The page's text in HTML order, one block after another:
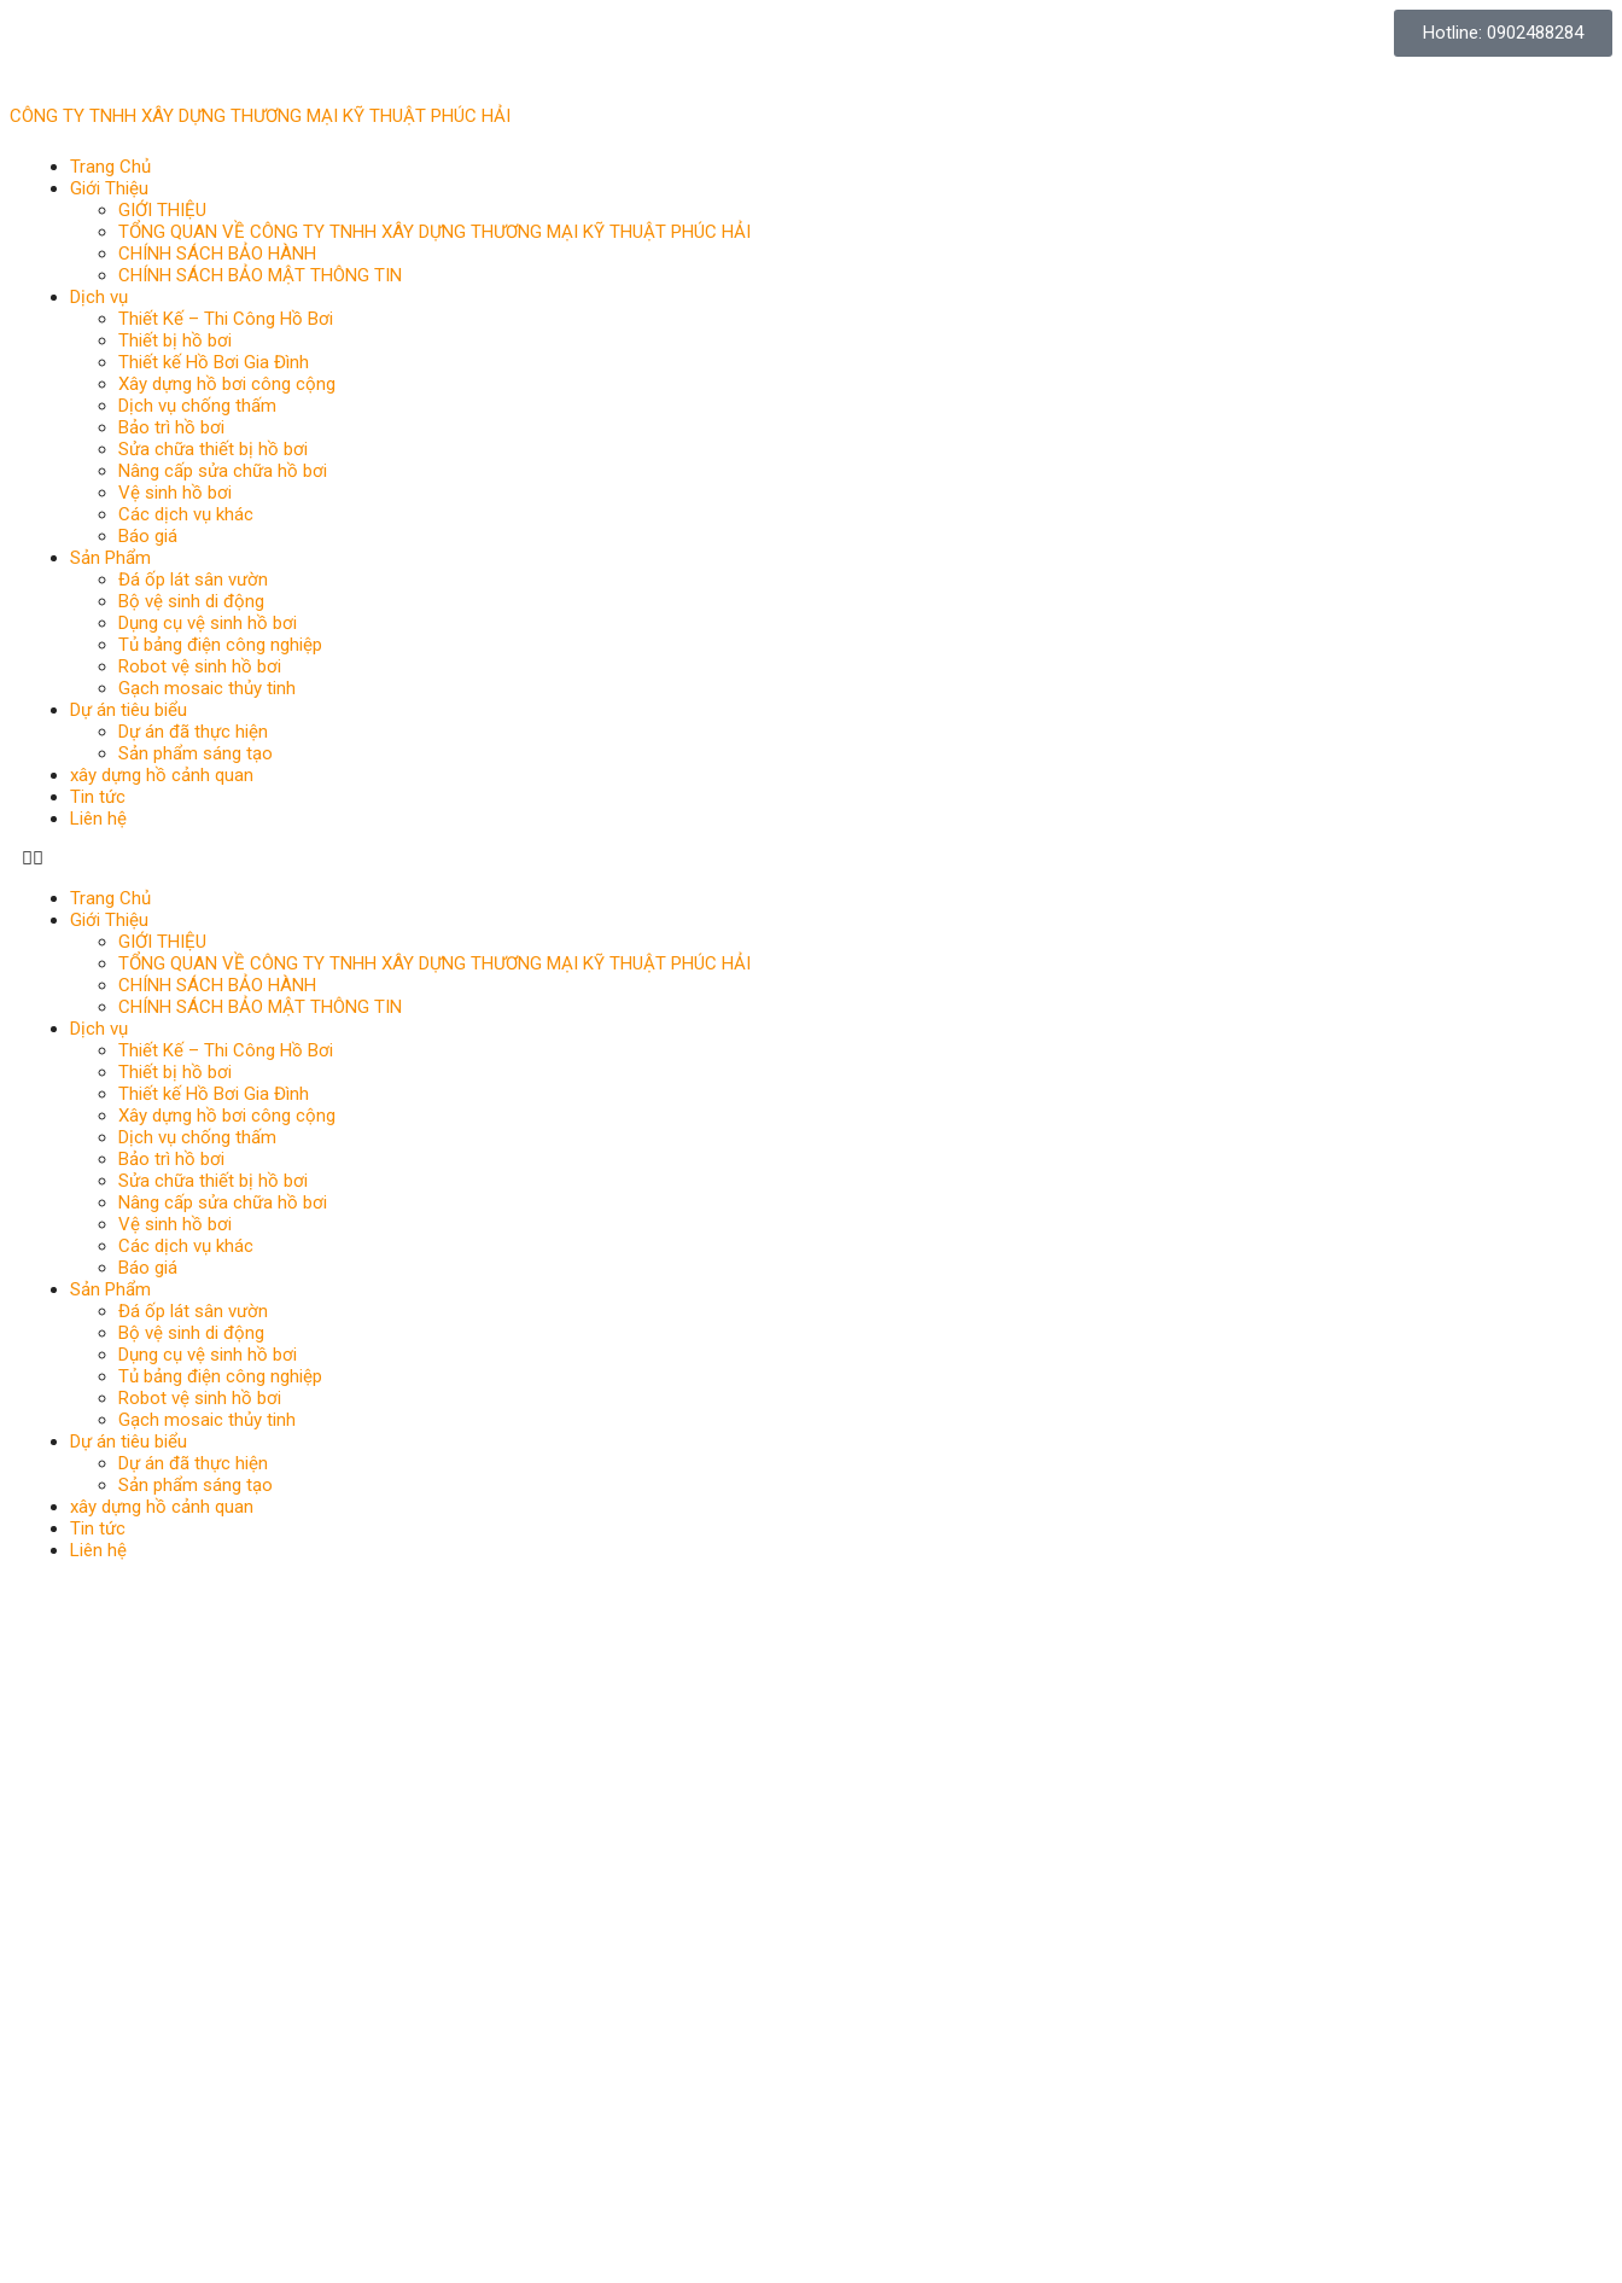
CÔNG TY TNHH XÂY DỰNG THƯƠNG MẠI KỸ THUẬT PHÚC HẢI
Hotline: 0902488284
Trang Chủ
Giới Thiệu
GIỚI THIỆU
TỔNG QUAN VỀ CÔNG TY TNHH XÂY DỰNG THƯƠNG MẠI KỸ THUẬT PHÚC HẢI
CHÍNH SÁCH BẢO HÀNH
CHÍNH SÁCH BẢO MẬT THÔNG TIN
Dịch vụ
Thiết Kế – Thi Công Hồ Bơi
Thiết bị hồ bơi
Thiết kế Hồ Bơi Gia Đình
Xây dựng hồ bơi công cộng
Dịch vụ chống thấm
Bảo trì hồ bơi
Sửa chữa thiết bị hồ bơi
Nâng cấp sửa chữa hồ bơi
Vệ sinh hồ bơi
Các dịch vụ khác
Báo giá
Sản Phẩm
Đá ốp lát sân vườn
Bộ vệ sinh di động
Dụng cụ vệ sinh hồ bơi
Tủ bảng điện công nghiệp
Robot vệ sinh hồ bơi
Gạch mosaic thủy tinh
Dự án tiêu biểu
Dự án đã thực hiện
Sản phẩm sáng tạo
xây dựng hồ cảnh quan
Tin tức
Liên hệ
Trang Chủ
Giới Thiệu
GIỚI THIỆU
TỔNG QUAN VỀ CÔNG TY TNHH XÂY DỰNG THƯƠNG MẠI KỸ THUẬT PHÚC HẢI
CHÍNH SÁCH BẢO HÀNH
CHÍNH SÁCH BẢO MẬT THÔNG TIN
Dịch vụ
Thiết Kế – Thi Công Hồ Bơi
Thiết bị hồ bơi
Thiết kế Hồ Bơi Gia Đình
Xây dựng hồ bơi công cộng
Dịch vụ chống thấm
Bảo trì hồ bơi
Sửa chữa thiết bị hồ bơi
Nâng cấp sửa chữa hồ bơi
Vệ sinh hồ bơi
Các dịch vụ khác
Báo giá
Sản Phẩm
Đá ốp lát sân vườn
Bộ vệ sinh di động
Dụng cụ vệ sinh hồ bơi
Tủ bảng điện công nghiệp
Robot vệ sinh hồ bơi
Gạch mosaic thủy tinh
Dự án tiêu biểu
Dự án đã thực hiện
Sản phẩm sáng tạo
xây dựng hồ cảnh quan
Tin tức
Liên hệ